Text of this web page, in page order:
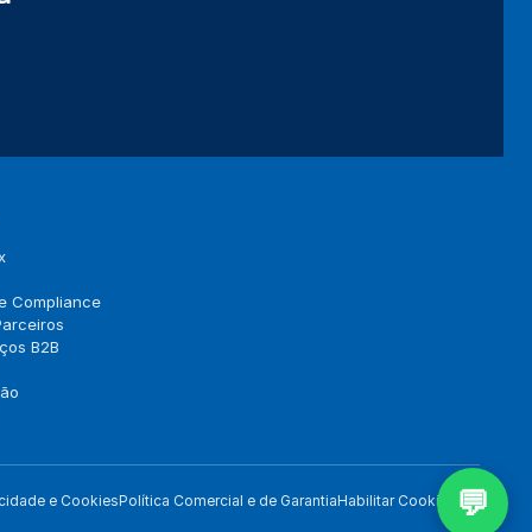
Compliance
B2B
e CookiesPolítica Comercial e de GarantiaHabilitar Cookies 💬